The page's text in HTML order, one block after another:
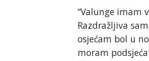
“Valunge imam
Razdražljiva
osjećam bol u
moram